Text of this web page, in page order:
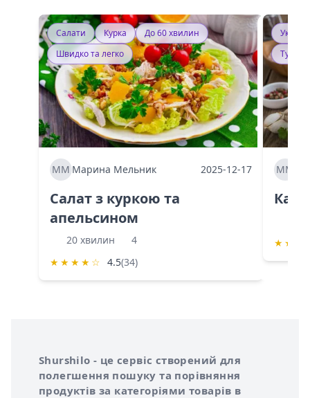
Салати Курка
До 60 хвилин
Швидко та легко
ММ Марина Мельник 2025-12-17
Салат з куркою та
апельсином
20 хвилин
4
★ ★ ★ ★ ☆ 4.5(34)
ММ
★ ★
Про сервіс Shurshilo
Shurshilo - це сервіс створений для
полегшення пошуку та порівняння
продуктів за категоріями товарів в